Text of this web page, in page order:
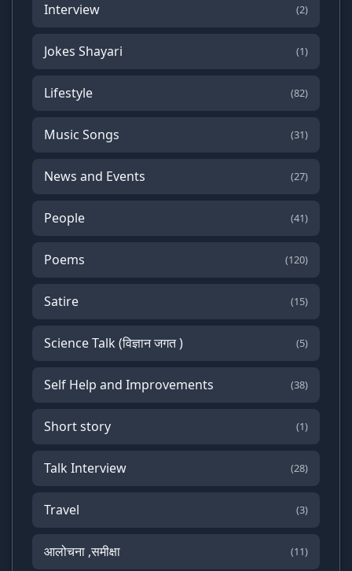
Interview (2)
Jokes Shayari (1)
Lifestyle (82)
Music Songs (31)
News and Events (27)
People (41)
Poems (120)
Satire (15)
Science Talk (विज्ञान जगत ) (5)
Self Help and Improvements (38)
Short story (1)
Talk Interview (28)
Travel (3)
आलोचना ,समीक्षा (11)